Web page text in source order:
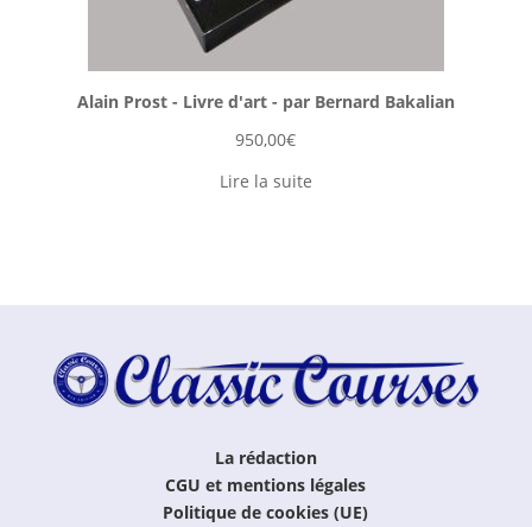
Alain Prost - Livre d'art - par Bernard Bakalian
950,00€
Lire la suite
La rédaction
CGU et mentions légales
Politique de cookies (UE)